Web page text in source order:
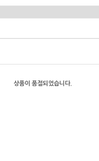
상품이 품절되었습니다.